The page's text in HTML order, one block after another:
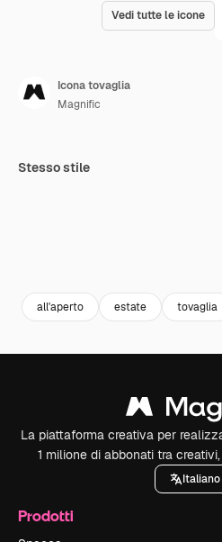
Vedi tutte le icone
Icona tovaglia
Magnific
Stesso stile
all'aperto estate tovaglia
La piattaforma creativa per
1 milione di abbonati tra
Italiano
Prodotti